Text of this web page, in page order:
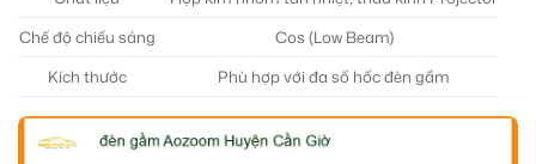
Chế độ chiếu sáng
Cos (Low Beam)
Kích thước
Phù hợp với đa số hốc đèn gầm